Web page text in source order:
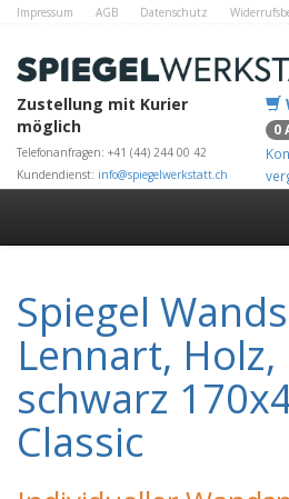
Impressum AGB Datenschutz
Zustellung mit Kurier
möglich
Telefonanfragen: +41 (44) 244 00 42
Kundendienst: info@spiegelwerkstatt.ch
0
Spiegel
Lennart,
schwarz
Classic